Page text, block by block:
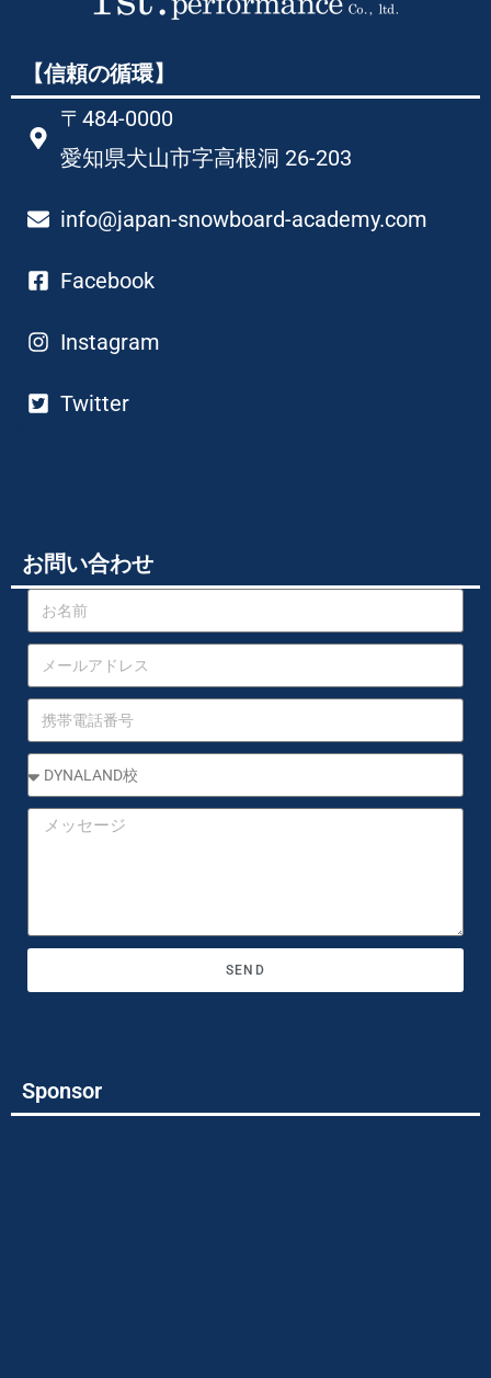
【信頼の循環】
〒484-0000
愛知県犬山市字高根洞 26-203​
info@japan-snowboard-academy.com
Facebook
Instagram
Twitter
お問い合わせ
SEND
Sponsor